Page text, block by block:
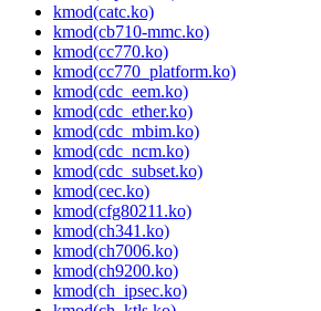
kmod(catc.ko)
kmod(cb710-mmc.ko)
kmod(cc770.ko)
kmod(cc770_platform.ko)
kmod(cdc_eem.ko)
kmod(cdc_ether.ko)
kmod(cdc_mbim.ko)
kmod(cdc_ncm.ko)
kmod(cdc_subset.ko)
kmod(cec.ko)
kmod(cfg80211.ko)
kmod(ch341.ko)
kmod(ch7006.ko)
kmod(ch9200.ko)
kmod(ch_ipsec.ko)